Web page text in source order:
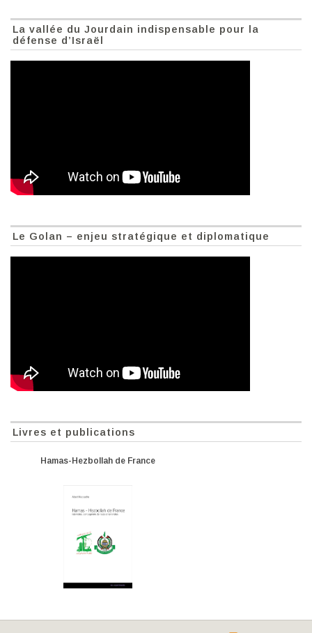
La vallée du Jourdain indispensable pour la
défense d’Israël
Le Golan – enjeu stratégique et diplomatique
Livres et publications
Hamas-Hezbollah de France